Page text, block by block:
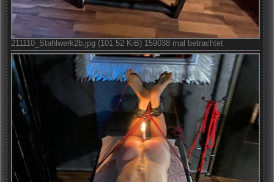
211110_Stahlwerk2b.jpg (101.52 KiB) 159038 mal betrachtet